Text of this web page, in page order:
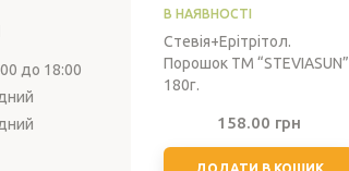
до 18:00
В НАЯВНОСТІ
Стевія+Ерітрітол.
Порошок ТМ “STEVIASUN”
180г.
158.00 грн